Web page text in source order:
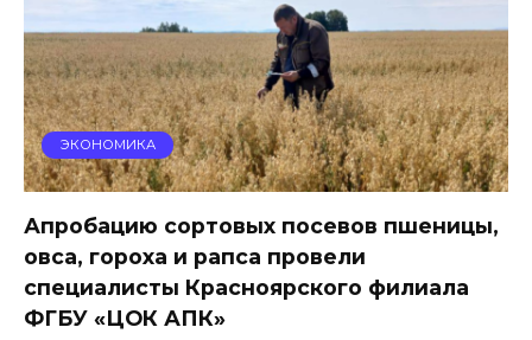
ЭКОНОМИКА
Апробацию сортовых посевов пшеницы,
овса, гороха и рапса провели
специалисты Красноярского филиала
ФГБУ «ЦОК АПК»